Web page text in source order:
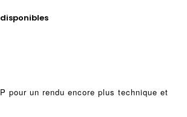
pour un rendu encore plus technique et